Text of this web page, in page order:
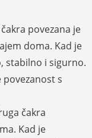
povezana je
doma. Kad je
stabilno i sigurno.
s
čakra
Kad je